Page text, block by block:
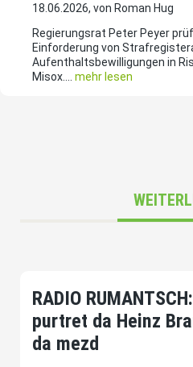
18.06.2026, von Roman Hug
Regierungsrat Peter Peyer
Einforderung von
Aufenthaltsbewilligungen in
Misox.... mehr lesen
RADIO
purtret da Heinz
da mezd